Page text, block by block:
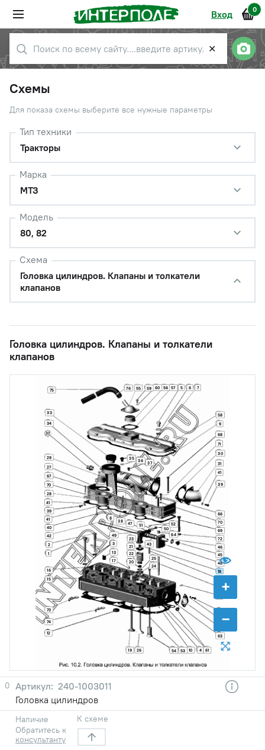
Вход 0
✕
Схемы
Для показа схемы выберите все нужные параметры
Тип техники
Тракторы
Марка
МТЗ
Модель
80, 82
Схема
Головка цилиндров. Клапаны и толкатели
клапанов
Головка цилиндров. Клапаны и толкатели
клапанов
+
−
1
2 3
4
5 6 7
8
9
10
12
13
15
16
17
18
19
20
21
22
23
24
25
26
27
28
29
30
31
33
34
35 36 37
38
39
39
40
41
41
41
42
43
45
46
47
48
49
50
51 52
53
54
55 56 57
58
59 60
61
63
64
66
67
68
69
70
70
70
71
72
73
74
75 76
0
240-1003011
Головка цилиндров
Наличие
Обратитесь к
консультанту
К схеме